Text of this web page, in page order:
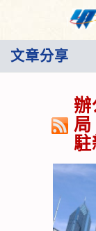
文章分享
駐